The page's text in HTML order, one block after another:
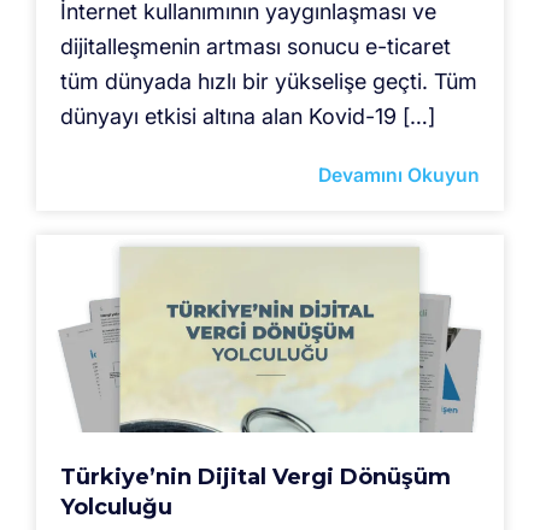
İnternet kullanımının yaygınlaşması ve
dijitalleşmenin artması sonucu e-ticaret
tüm dünyada hızlı bir yükselişe geçti. Tüm
dünyayı etkisi altına alan Kovid-19 […]
Devamını Okuyun
Türkiye’nin Dijital Vergi Dönüşüm
Yolculuğu